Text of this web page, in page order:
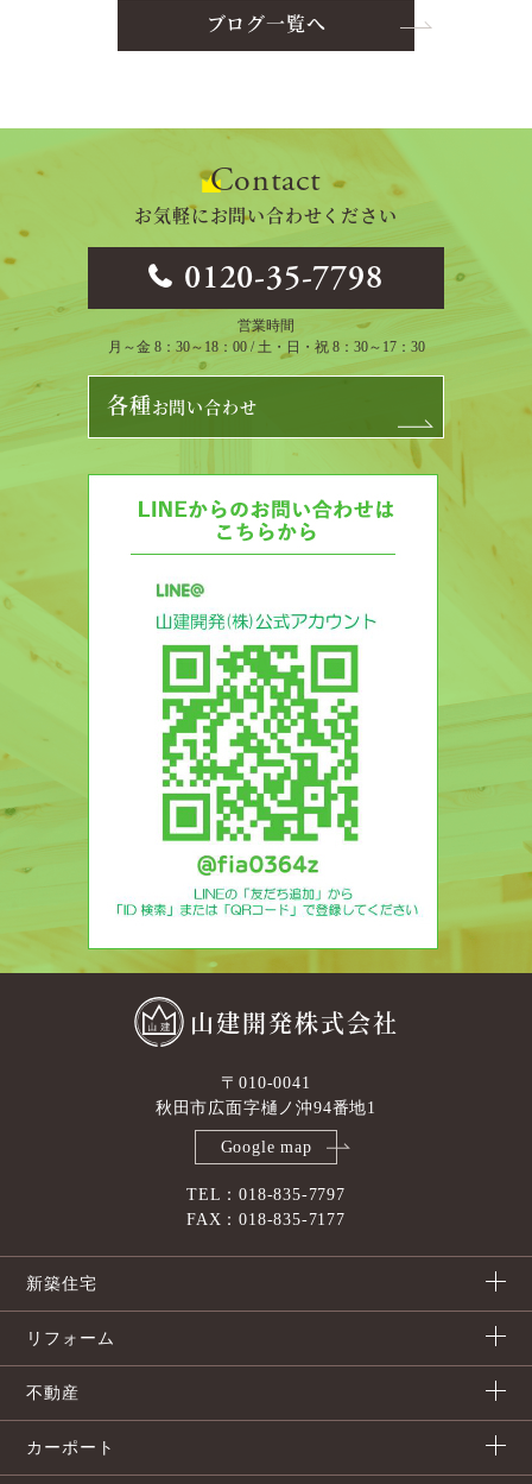
ブログ一覧へ
Contact
お気軽にお問い合わせください
0120-35-7798
営業時間
月～金 8：30～18：00 / 土・日・祝 8：30～17：30
各種お問い合わせ
山建開発株式会社
〒010-0041
秋田市広面字樋ノ沖94番地1
Google map
TEL：018-835-7797
FAX：018-835-7177
新築住宅
リフォーム
不動産
カーポート